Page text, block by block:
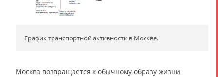
График транспортной активности в Москве.
Москва возвращается к обычному образу жизни